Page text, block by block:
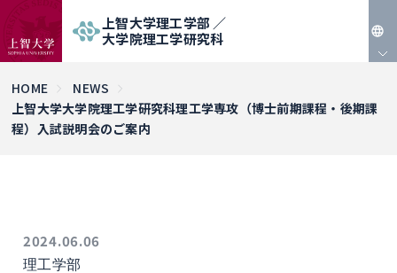
上智大学理工学部 ／
大学院理工学研究科
HOME
NEWS
上智大学大学院理工学研究科理工学専攻（博士前期課程・後期課
程）入試説明会のご案内
2024.06.06
理工学部